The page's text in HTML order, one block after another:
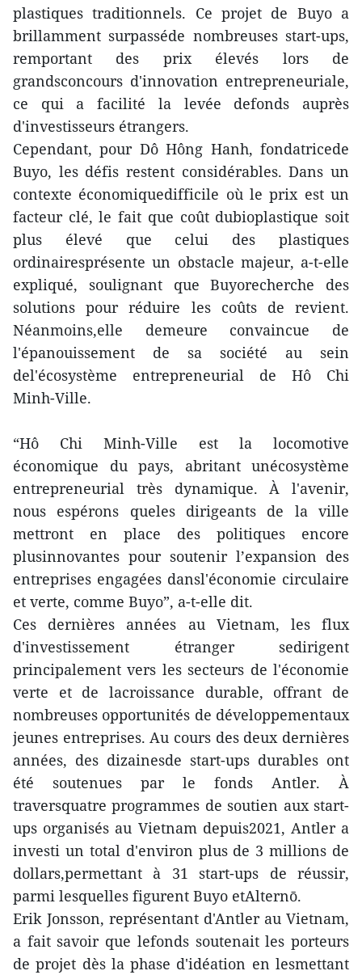
plastiques traditionnels. Ce projet de Buyo a
brillamment surpasséde nombreuses start-ups,
remportant des prix élevés lors de
grandsconcours d'innovation entrepreneuriale,
ce qui a facilité la levée defonds auprès
d'investisseurs étrangers.
Cependant, pour Dô Hông Hanh, fondatricede
Buyo, les défis restent considérables. Dans un
contexte économiquedifficile où le prix est un
facteur clé, le fait que coût dubioplastique soit
plus élevé que celui des plastiques
ordinairesprésente un obstacle majeur, a-t-elle
expliqué, soulignant que Buyorecherche des
solutions pour réduire les coûts de revient.
Néanmoins,elle demeure convaincue de
l'épanouissement de sa société au sein
del'écosystème entrepreneurial de Hô Chi
Minh-Ville.
“Hô Chi Minh-Ville est la locomotive
économique du pays, abritant unécosystème
entrepreneurial très dynamique. À l'avenir,
nous espérons queles dirigeants de la ville
mettront en place des politiques encore
plusinnovantes pour soutenir l’expansion des
entreprises engagées dansl'économie circulaire
et verte, comme Buyo”, a-t-elle dit.
Ces dernières années au Vietnam, les flux
d'investissement étranger sedirigent
principalement vers les secteurs de l'économie
verte et de lacroissance durable, offrant de
nombreuses opportunités de développementaux
jeunes entreprises. Au cours des deux dernières
années, des dizainesde start-ups durables ont
été soutenues par le fonds Antler. À
traversquatre programmes de soutien aux start-
ups organisés au Vietnam depuis2021, Antler a
investi un total d'environ plus de 3 millions de
dollars,permettant à 31 start-ups de réussir,
parmi lesquelles figurent Buyo etAlternō.
Erik Jonsson, représentant d'Antler au Vietnam,
a fait savoir que lefonds soutenait les porteurs
de projet dès la phase d'idéation en lesmettant